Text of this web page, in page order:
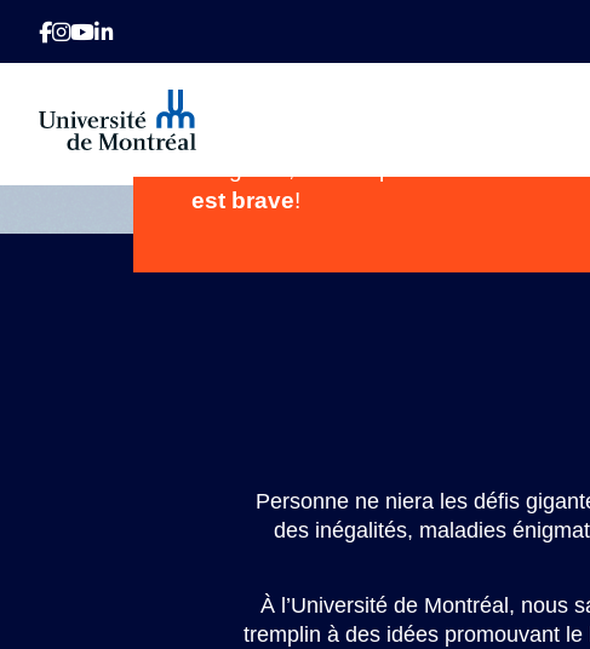
campagne
À celles et ceux qui disent que L’heure
est brave!
Personne ne niera les défis
des inégalités, maladies
À l’Université de Montréal, nous
tremplin à des idées promouvant